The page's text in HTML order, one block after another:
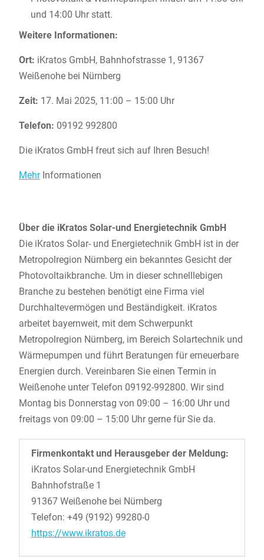
und 14:00 Uhr statt.
Weitere Informationen:
Ort: iKratos GmbH, Bahnhofstrasse 1, 91367
Weißenohe bei Nürnberg
Zeit: 17. Mai 2025, 11:00 – 15:00 Uhr
Telefon: 09192 992800
Die iKratos GmbH freut sich auf Ihren Besuch!
MehrInformationen
Über die iKratos Solar-und Energietechnik GmbH
Die iKratos Solar- und Energietechnik GmbH ist in der
Metropolregion Nürnberg ein bekanntes Gesicht der
Photovoltaikbranche. Um in dieser schnelllebigen
Branche zu bestehen benötigt eine Firma viel
Durchhaltevermögen und Beständigkeit. iKratos
arbeitet bayernweit, mit dem Schwerpunkt
Metropolregion Nürnberg, im Bereich Solartechnik und
Wärmepumpen und führt Beratungen für erneuerbare
Energien durch. Vereinbaren Sie einen Termin in
Weißenohe unter Telefon 09192-992800. Wir sind
Montag bis Donnerstag von 09:00 – 16:00 Uhr und
freitags von 09:00 – 15:00 Uhr gerne für Sie da.
Firmenkontakt und Herausgeber der Meldung:
iKratos Solar-und Energietechnik GmbH
Bahnhofstraße 1
91367 Weißenohe bei Nürnberg
Telefon: +49 (9192) 99280-0
https://www.ikratos.de